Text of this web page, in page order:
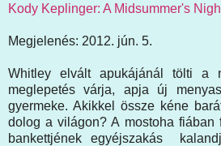
Kody Keplinger: A Midsummer's
Megjelenés: 2012. jún. 5.
Whitley elvált apukájánál tölti a
meglepetés várja, apja új
gyermeke. Akikkel össze kéne
dolog a világon? A mostoha fiában
bankettjének egyéjszakás